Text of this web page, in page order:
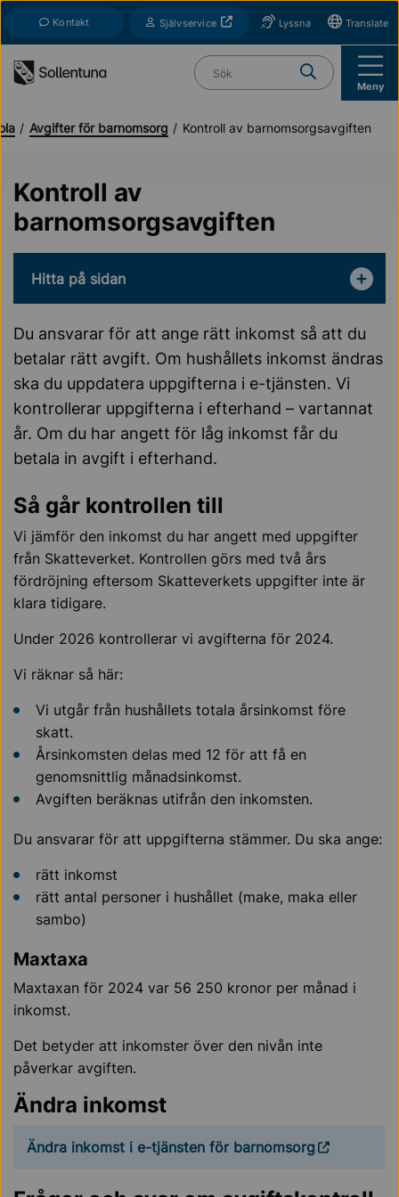
Kontakt SjälvserviceÖppnas i nytt fönsterLyssna Translate
Vad söker du?
Meny
Avgifter för barnomsorg Kontroll av barnomsorgsavgiften
Kontroll av
barnomsorgsavgiften
Hitta på sidan
Du ansvarar för att ange rätt inkomst så att du
betalar rätt avgift. Om hushållets inkomst ändras
ska du uppdatera uppgifterna i e-tjänsten. Vi
kontrollerar uppgifterna i efterhand – vartannat
år. Om du har angett för låg inkomst får du
betala in avgift i efterhand.
Så går kontrollen till
Vi jämför den inkomst du har angett med uppgifter
från Skatteverket. Kontrollen görs med två års
fördröjning eftersom Skatteverkets uppgifter inte är
klara tidigare.
Under 2026 kontrollerar vi avgifterna för 2024.
Vi räknar så här:
Vi utgår från hushållets totala årsinkomst före
skatt.
Årsinkomsten delas med 12 för att få en
genomsnittlig månadsinkomst.
Avgiften beräknas utifrån den inkomsten.
Du ansvarar för att uppgifterna stämmer. Du ska ange:
rätt inkomst
rätt antal personer i hushållet (make, maka eller
sambo)
Maxtaxa
Maxtaxan för 2024 var 56 250 kronor per månad i
inkomst.
Det betyder att inkomster över den nivån inte
påverkar avgiften.
Ändra inkomst
Ändra inkomst i e-tjänsten för barnomsorg